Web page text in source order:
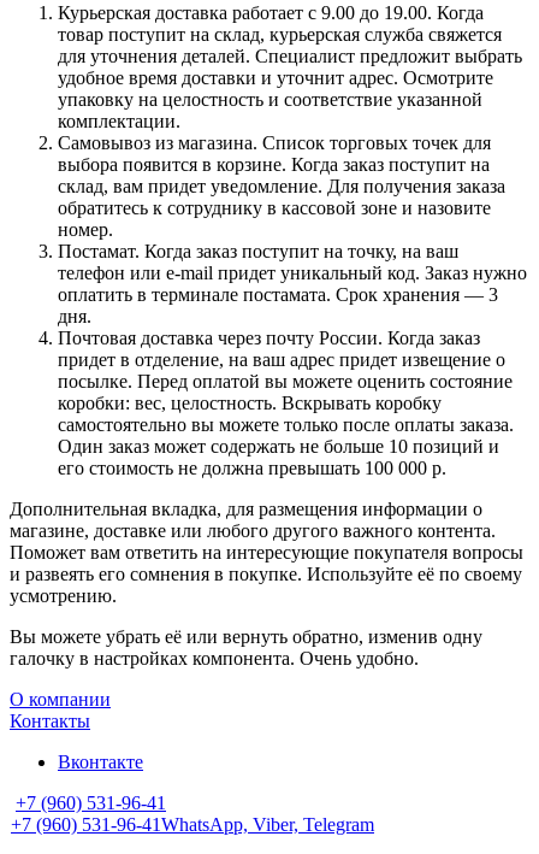
Курьерская доставка работает с 9.00 до 19.00. Когда
товар поступит на склад, курьерская служба свяжется
для уточнения деталей. Специалист предложит выбрать
удобное время доставки и уточнит адрес. Осмотрите
упаковку на целостность и соответствие указанной
комплектации.
Самовывоз из магазина. Список торговых точек для
выбора появится в корзине. Когда заказ поступит на
склад, вам придет уведомление. Для получения заказа
обратитесь к сотруднику в кассовой зоне и назовите
номер.
Постамат. Когда заказ поступит на точку, на ваш
телефон или e-mail придет уникальный код. Заказ нужно
оплатить в терминале постамата. Срок хранения — 3
дня.
Почтовая доставка через почту России. Когда заказ
придет в отделение, на ваш адрес придет извещение о
посылке. Перед оплатой вы можете оценить состояние
коробки: вес, целостность. Вскрывать коробку
самостоятельно вы можете только после оплаты заказа.
Один заказ может содержать не больше 10 позиций и
его стоимость не должна превышать 100 000 р.
Дополнительная вкладка, для размещения информации о
магазине, доставке или любого другого важного контента.
Поможет вам ответить на интересующие покупателя вопросы
и развеять его сомнения в покупке. Используйте её по своему
усмотрению.
Вы можете убрать её или вернуть обратно, изменив одну
галочку в настройках компонента. Очень удобно.
О компании
Контакты
Вконтакте
+7 (960) 531-96-41
+7 (960) 531-96-41WhatsApp, Viber, Telegram